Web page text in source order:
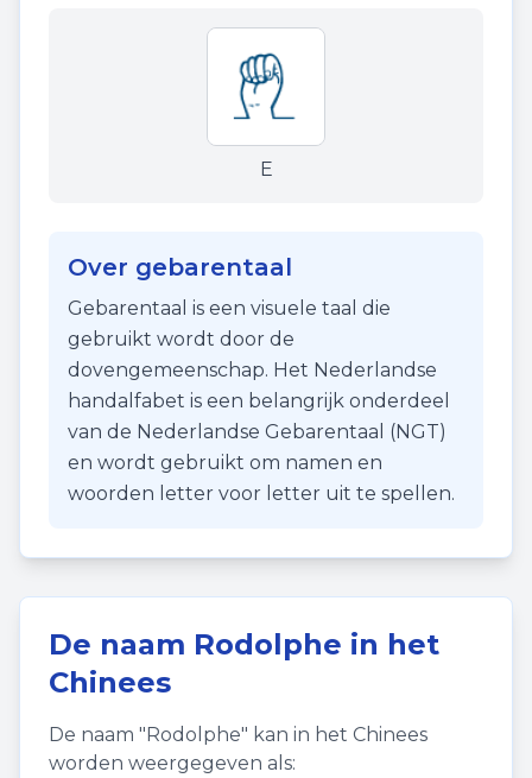
E
Over gebarentaal
Gebarentaal is een visuele taal die
gebruikt wordt door de
dovengemeenschap. Het Nederlandse
handalfabet is een belangrijk onderdeel
van de Nederlandse Gebarentaal (NGT)
en wordt gebruikt om namen en
woorden letter voor letter uit te spellen.
De naam Rodolphe in het
Chinees
De naam "Rodolphe" kan in het Chinees
worden weergegeven als: